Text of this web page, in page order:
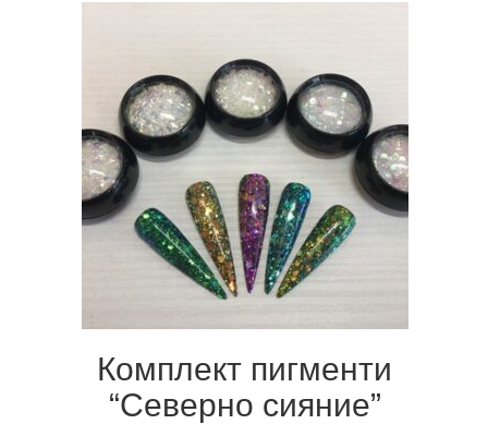
Комплект пигменти
“Северно сияние”